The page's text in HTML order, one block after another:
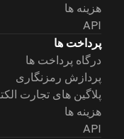
هزینه ها
API
پرداخت ها
درگاه پرداخت ها
پردازش رمزنگاری
پلاگین های تجارت
هزینه ها
API